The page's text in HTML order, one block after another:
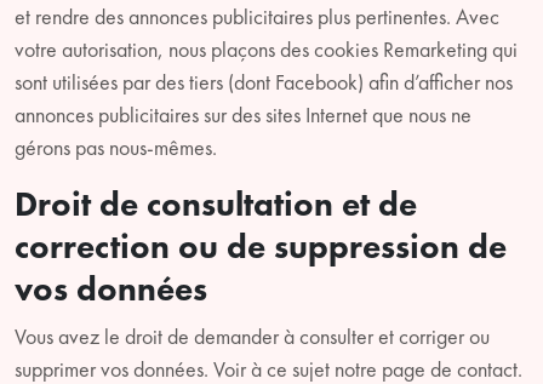
et rendre des annonces publicitaires plus pertinentes. Avec
votre autorisation, nous plaçons des cookies Remarketing qui
sont utilisées par des tiers (dont Facebook) afin d’afficher nos
annonces publicitaires sur des sites Internet que nous ne
gérons pas nous-mêmes.
Droit de consultation et de
correction ou de suppression de
vos données
Vous avez le droit de demander à consulter et corriger ou
supprimer vos données. Voir à ce sujet notre page de contact.